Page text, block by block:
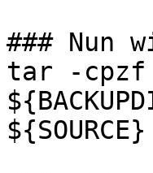
### Nun
tar -cpzf